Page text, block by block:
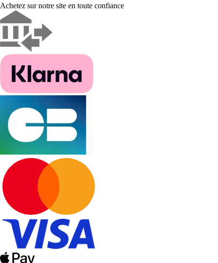
Achetez sur notre site en toute confiance